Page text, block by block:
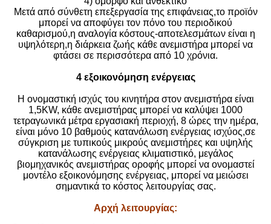
Μετά από σύνθετη επεξεργασία της επιφάνειας,το προϊόν
μπορεί να αποφύγει τον πόνο του περιοδικού
καθαρισμού,η αναλογία κόστους-αποτελεσμάτων είναι η
υψηλότερη,η διάρκεια ζωής κάθε ανεμιστήρα μπορεί να
φτάσει σε περισσότερα από 10 χρόνια.
4 εξοικονόμηση ενέργειας
Η ονομαστική ισχύς του κινητήρα στον ανεμιστήρα είναι
1,5KW, κάθε ανεμιστήρας μπορεί να καλύψει 1000
τετραγωνικά μέτρα εργασιακή περιοχή, 8 ώρες την ημέρα,
είναι μόνο 10 βαθμούς κατανάλωση ενέργειας ισχύος,σε
σύγκριση με τυπικούς μικρούς ανεμιστήρες και υψηλής
κατανάλωσης ενέργειας κλιματιστικό, μεγάλος
βιομηχανικός ανεμιστήρας οροφής μπορεί να ονομαστεί
μοντέλο εξοικονόμησης ενέργειας, μπορεί να μειώσει
σημαντικά το κόστος λειτουργίας σας.
Αρχή λειτουργίας: